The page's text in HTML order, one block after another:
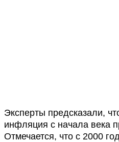
Эксперты предсказали,
инфляция с начала века
Отмечается, что с 2000